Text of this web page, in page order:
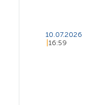
10.07.2026
16:59